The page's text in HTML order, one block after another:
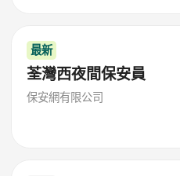
最新
荃灣西夜間保安員
保安網有限公司